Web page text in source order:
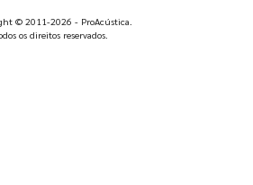
© 2011-2026 - ProAcústica.
os direitos reservados.